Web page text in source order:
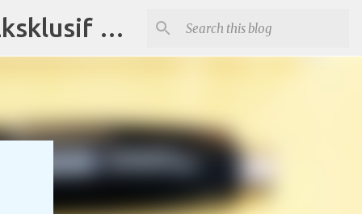
Distributor Souvenir di Tangerang Jual Produk Promosi Eksklusif Corporate dan Instansi Pemerintah